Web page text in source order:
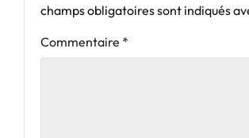
champs obligatoires sont indiqués
Commentaire *